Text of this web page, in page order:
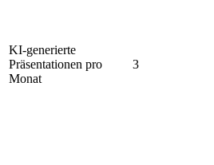
KI-generierte
Präsentationen pro
Monat
3